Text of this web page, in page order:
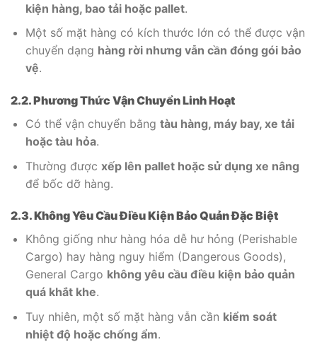
kiện hàng, bao tải hoặc pallet.
Một số mặt hàng có kích thước lớn có thể được vận
chuyển dạng hàng rời nhưng vẫn cần đóng gói bảo
vệ.
2.2. Phương Thức Vận Chuyển Linh Hoạt
Có thể vận chuyển bằng tàu hàng, máy bay, xe tải
hoặc tàu hỏa.
Thường được xếp lên pallet hoặc sử dụng xe nâng
để bốc dỡ hàng.
2.3. Không Yêu Cầu Điều Kiện Bảo Quản Đặc Biệt
Không giống như hàng hóa dễ hư hỏng (Perishable
Cargo) hay hàng nguy hiểm (Dangerous Goods),
General Cargo không yêu cầu điều kiện bảo quản
quá khắt khe.
Tuy nhiên, một số mặt hàng vẫn cần kiểm soát
nhiệt độ hoặc chống ẩm.